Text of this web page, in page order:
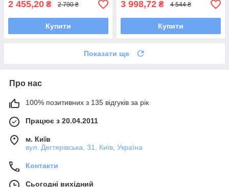
2 455,20 ₴ 2 790 ₴
Купити
3 998,72 ₴ 4 544 ₴
Купити
Показати ще
Про нас
100% позитивних з 135 відгуків за рік
Працює з 20.04.2011
м. Київ
вул. Дегтярівська, 31, Київ, Україна
Контакти
Сьогодні вихідний